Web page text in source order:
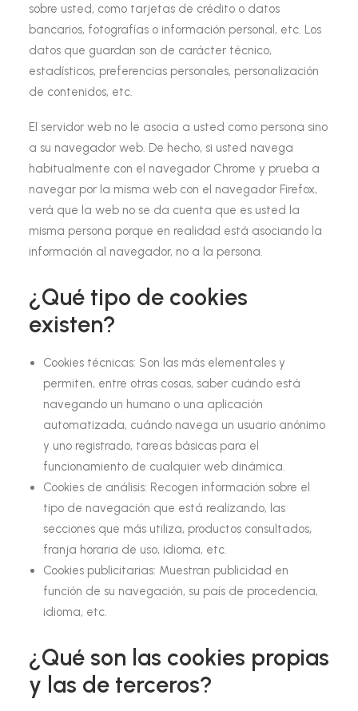
sobre usted, como tarjetas de crédito o datos
bancarios, fotografías o información personal, etc. Los
datos que guardan son de carácter técnico,
estadísticos, preferencias personales, personalización
de contenidos, etc.
El servidor web no le asocia a usted como persona sino
a su navegador web. De hecho, si usted navega
habitualmente con el navegador Chrome y prueba a
navegar por la misma web con el navegador Firefox,
verá que la web no se da cuenta que es usted la
misma persona porque en realidad está asociando la
información al navegador, no a la persona.
¿Qué tipo de cookies
existen?
Cookies técnicas: Son las más elementales y
permiten, entre otras cosas, saber cuándo está
navegando un humano o una aplicación
automatizada, cuándo navega un usuario anónimo
y uno registrado, tareas básicas para el
funcionamiento de cualquier web dinámica.
Cookies de análisis: Recogen información sobre el
tipo de navegación que está realizando, las
secciones que más utiliza, productos consultados,
franja horaria de uso, idioma, etc.
Cookies publicitarias: Muestran publicidad en
función de su navegación, su país de procedencia,
idioma, etc.
¿Qué son las cookies propias
y las de terceros?